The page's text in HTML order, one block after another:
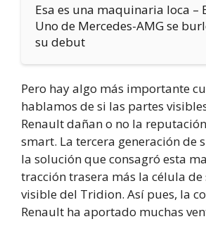
Esa es una maquinaria loca –
Uno de Mercedes-AMG se
su debut
Pero hay algo más importante
hablamos de si las partes
Renault dañan o no la
smart. La tercera generación de
la solución que consagró esta
tracción trasera más la célula
visible del Tridion. Así pues, la
Renault ha aportado muchas